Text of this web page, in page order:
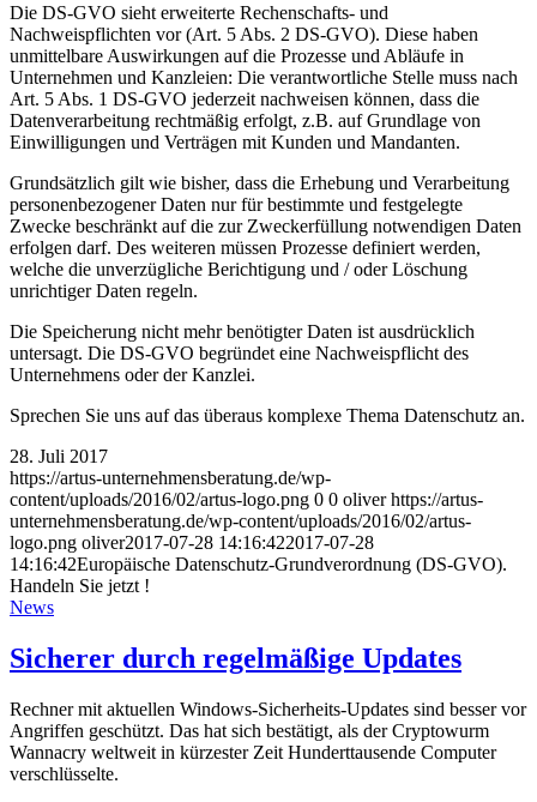
Die DS-GVO sieht erweiterte Rechenschafts- und
Nachweispflichten vor (Art. 5 Abs. 2 DS-GVO). Diese haben
unmittelbare Auswirkungen auf die Prozesse und Abläufe in
Unternehmen und Kanzleien: Die verantwortliche Stelle muss nach
Art. 5 Abs. 1 DS-GVO jederzeit nachweisen können, dass die
Datenverarbeitung rechtmäßig erfolgt, z.B. auf Grundlage von
Einwilligungen und Verträgen mit Kunden und Mandanten.
Grundsätzlich gilt wie bisher, dass die Erhebung und Verarbeitung
personenbezogener Daten nur für bestimmte und festgelegte
Zwecke beschränkt auf die zur Zweckerfüllung notwendigen Daten
erfolgen darf. Des weiteren müssen Prozesse definiert werden,
welche die unverzügliche Berichtigung und / oder Löschung
unrichtiger Daten regeln.
Die Speicherung nicht mehr benötigter Daten ist ausdrücklich
untersagt. Die DS-GVO begründet eine Nachweispflicht des
Unternehmens oder der Kanzlei.
Sprechen Sie uns auf das überaus komplexe Thema Datenschutz an.
28. Juli 2017
https://artus-unternehmensberatung.de/wp-
content/uploads/2016/02/artus-logo.png 0 0 oliver https://artus-
unternehmensberatung.de/wp-content/uploads/2016/02/artus-
logo.png oliver2017-07-28 14:16:422017-07-28
14:16:42Europäische Datenschutz-Grundverordnung (DS-GVO).
Handeln Sie jetzt !
News
Sicherer durch regelmäßige Updates
Rechner mit aktuellen Windows-Sicherheits-Updates sind besser vor
Angriffen geschützt. Das hat sich bestätigt, als der Cryptowurm
Wannacry weltweit in kürzester Zeit Hunderttausende Computer
verschlüsselte.